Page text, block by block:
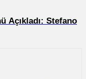
Açıkladı: Stefano